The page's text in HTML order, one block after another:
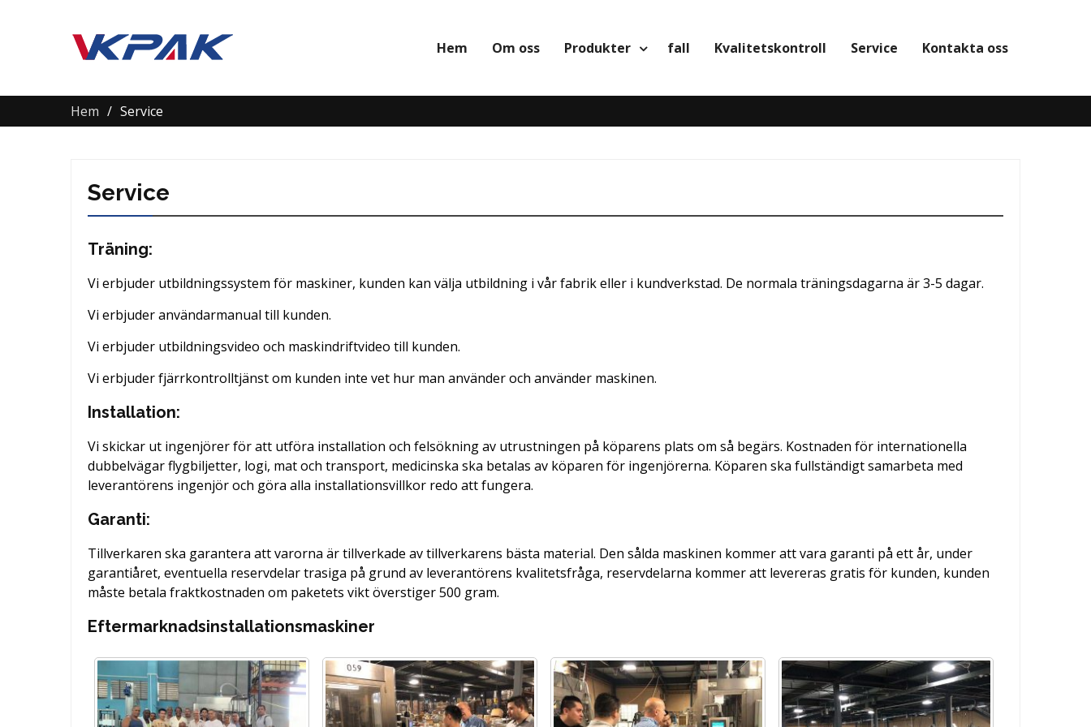
Hem Om oss Produkter fall Kvalitetskontroll Service Kontakta oss
Hem Service
Service
Träning:
Vi erbjuder utbildningssystem för maskiner, kunden kan välja utbildning i vår fabrik eller i kundverkstad. De normala träningsdagarna är 3-5 dagar.
Vi erbjuder användarmanual till kunden.
Vi erbjuder utbildningsvideo och maskindriftvideo till kunden.
Vi erbjuder fjärrkontrolltjänst om kunden inte vet hur man använder och använder maskinen.
Installation:
Vi skickar ut ingenjörer för att utföra installation och felsökning av utrustningen på köparens plats om så begärs. Kostnaden för internationella
dubbelvägar flygbiljetter, logi, mat och transport, medicinska ska betalas av köparen för ingenjörerna. Köparen ska fullständigt samarbeta med
leverantörens ingenjör och göra alla installationsvillkor redo att fungera.
Garanti:
Tillverkaren ska garantera att varorna är tillverkade av tillverkarens bästa material. Den sålda maskinen kommer att vara garanti på ett år, under
garantiåret, eventuella reservdelar trasiga på grund av leverantörens kvalitetsfråga, reservdelarna kommer att levereras gratis för kunden, kunden
måste betala fraktkostnaden om paketets vikt överstiger 500 gram.
Eftermarknadsinstallationsmaskiner